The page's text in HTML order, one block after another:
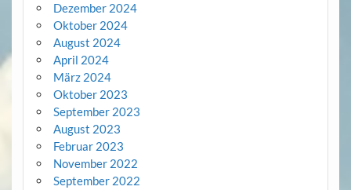
Dezember 2024
Oktober 2024
August 2024
April 2024
März 2024
Oktober 2023
September 2023
August 2023
Februar 2023
November 2022
September 2022